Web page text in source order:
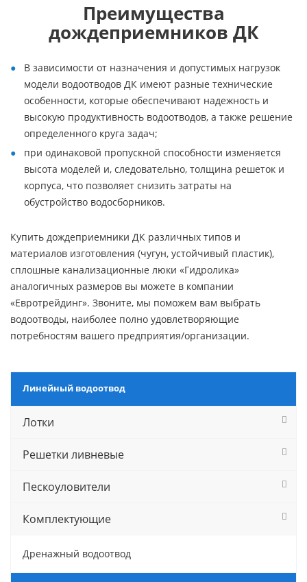
Преимущества
дождеприемников ДК
В зависимости от назначения и допустимых нагрузок
модели водоотводов ДК имеют разные технические
особенности, которые обеспечивают надежность и
высокую продуктивность водоотводов, а также решение
определенного круга задач;
при одинаковой пропускной способности изменяется
высота моделей и, следовательно, толщина решеток и
корпуса, что позволяет снизить затраты на
обустройство водосборников.
Купить дождеприемники ДК различных типов и
материалов изготовления (чугун, устойчивый пластик),
сплошные канализационные люки «Гидролика»
аналогичных размеров вы можете в компании
«Евротрейдинг». Звоните, мы поможем вам выбрать
водоотводы, наиболее полно удовлетворяющие
потребностям вашего предприятия/организации.
Линейный водоотвод
Лотки
Решетки ливневые
Пескоуловители
Комплектующие
Дренажный водоотвод